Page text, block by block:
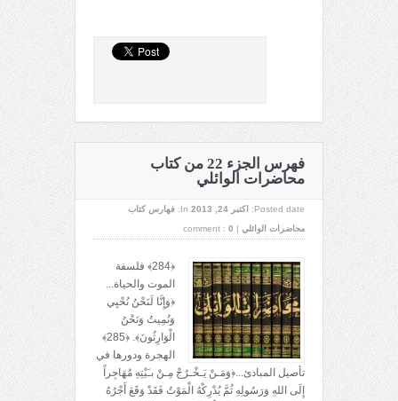
فهرس الجزء 22 من كتاب
محاضرات الوائلي
Posted date: اکتبر 24, 2013 In:
فهارس كتاب
محاضرات الوائلي |
comment : 0
﴿284﴾ فلسفة
الموت والحياة...
﴿وَإِنَّا لَنَحْنُ نُحْيِي
وَنُمِيتُ وَنَحْنُ
الْوَارِثُونَ﴾. ﴿285﴾
الهجرة ودورها في
تأصيل المبادئ...﴿وَمَـنْ يَـخْـرُجْ مِـنْ بـَيْتِهِ مُهَاجِراً
إِلَى اللهِ وَرَسُولِهِ ثُمَّ يُدْرِكْهُ الْمَوْتُ فَقَدْ وَقَعَ أَجْرُهُ